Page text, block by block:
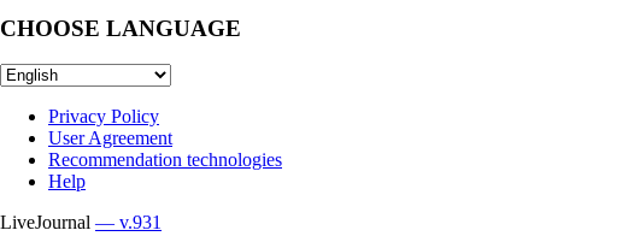
CHOOSE LANGUAGE
Privacy Policy
User Agreement
Recommendation technologies
Help
LiveJournal — v.931